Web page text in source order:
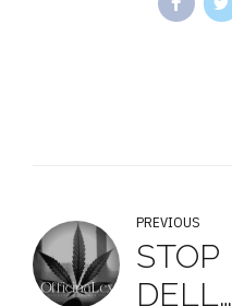
PREVIOUS
STOP
DELLA